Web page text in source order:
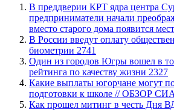
​В преддверии КРТ ядра центра
предприниматели начали
вместо старого дома появится
В России введут оплату
биометрии 2741
Один из городов Югры вошел в
рейтинга по качеству жизни 2327
Какие выплаты югорчане могут
подготовки к школе // ОБЗОР
Как прошел митинг в честь Дня